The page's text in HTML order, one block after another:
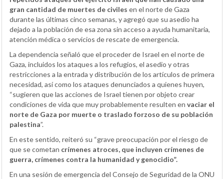
gran cantidad de muertes de civiles en el norte de Gaza
durante las últimas cinco semanas, y agregó que su asedio ha
dejado a la población de esa zona sin acceso a ayuda humanitaria,
atención médica o servicios de rescate de emergencia.
La dependencia señaló que el proceder de Israel en el norte de
Gaza, incluidos los ataques a los refugios, el asedio y otras
restricciones a la entrada y distribución de los artículos de primera
necesidad, así como los ataques denunciados a quienes huyen,
“sugieren que las acciones de Israel tienen por objeto crear
condiciones de vida que muy probablemente resulten en vaciar el
norte de Gaza por muerte o traslado forzoso de su población
palestina”.
En este sentido, reiteró su “grave preocupación por el riesgo de
que se cometan crímenes atroces, que incluyen crímenes de
guerra, crímenes contra la humanidad y genocidio”.
En una sesión de emergencia del Consejo de Seguridad de la ONU